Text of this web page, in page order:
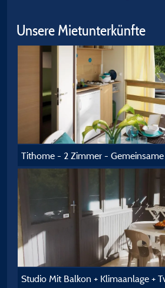
Unsere Mietunterkünfte